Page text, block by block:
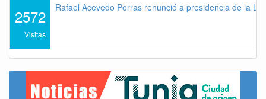
2572
Visitas
Rafael Acevedo Porras renunció a presidencia de la